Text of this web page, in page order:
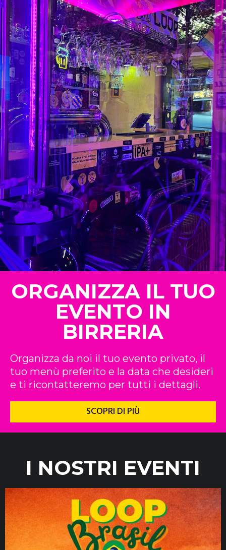
ORGANIZZA IL TUO
EVENTO IN
BIRRERIA
Organizza da noi il tuo evento privato, il
tuo menù preferito e la data che desideri
e ti ricontatteremo per tutti i dettagli.
SCOPRI DI PIÙ
I NOSTRI EVENTI